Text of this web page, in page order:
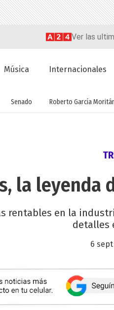
Ver las
Música Internacionales
Senado Roberto García
la leyenda
rentables en la
detalles
6 sept